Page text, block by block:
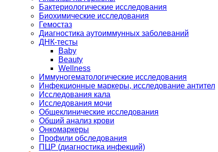
Бактериологические исследования
Биохимические исследования
Гемостаз
Диагностика аутоиммунных заболеваний
ДНК-тесты
Baby
Beauty
Wellness
Иммуногематологические исследования
Инфекционные маркеры, исследование антител
Исследования кала
Исследования мочи
Общеклинические исследования
Общий анализ крови
Онкомаркеры
Профили обследования
ПЦР (диагностика инфекций)